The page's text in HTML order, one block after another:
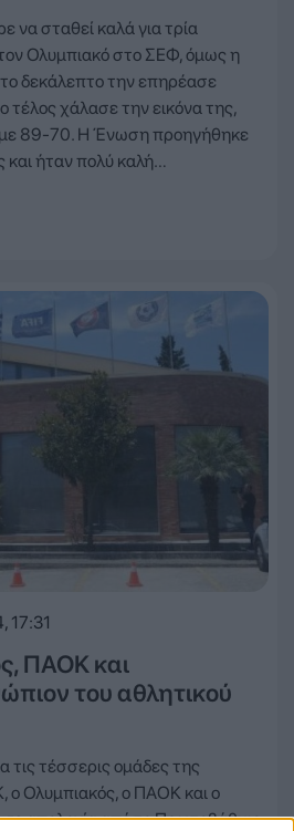
να σταθεί καλά για τρία
Ολυμπιακό στο ΣΕΦ, όμως η
δεκάλεπτο την επηρέασε
τέλος χάλασε την εικόνα της,
με 89-70. Η Ένωση προηγήθηκε
και ήταν πολύ καλή…
17:31
ΠΑΟΚ και
του αθλητικού
τις τέσσερις ομάδες της
Ολυμπιακός, ο ΠΑΟΚ και ο
απολογία από το Πρωτοβάθμιο